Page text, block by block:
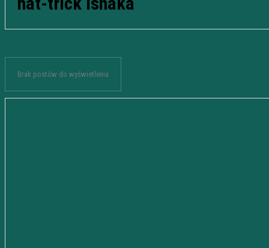
Brak postów do wyświetlenia